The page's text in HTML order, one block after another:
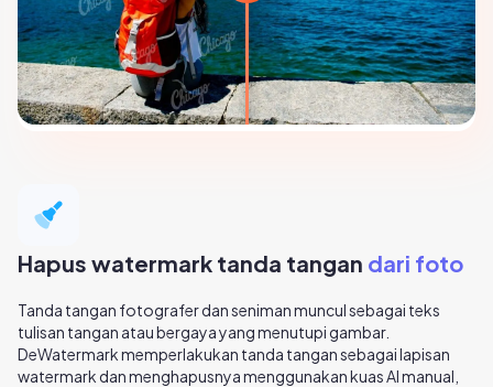
Hapus watermark tanda tangan dari foto
Tanda tangan fotografer dan seniman muncul sebagai teks
tulisan tangan atau bergaya yang menutupi gambar.
DeWatermark memperlakukan tanda tangan sebagai lapisan
watermark dan menghapusnya menggunakan kuas AI manual,